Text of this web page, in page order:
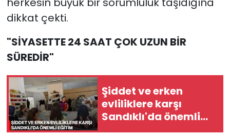
dikkat çekti.
"SİYASETTE 24 SAAT ÇOK UZUN BİR
SÜREDİR"
Şiddet ve erken
evliliklere karşı
Sandıklı'da önemli
eğitim